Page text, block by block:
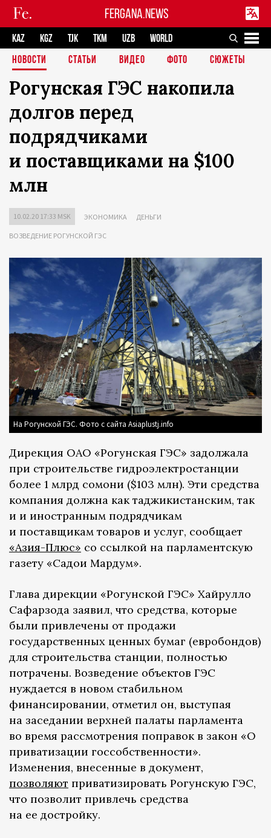
FERGANA.NEWS
KAZ KGZ TJK TKM UZB
WORLD
НОВОСТИ
СТАТЬИ ВИДЕО ФОТО СЮЖЕТЫ
Рогунская ГЭС накопила
долгов перед
подрядчиками
и поставщиками на $100
млн
10.02.20 17:33 MSK ЭКОНОМИКА ДЕНЬГИ
ВОЗВЕДЕНИЕ РОГУНСКОЙ ГЭС
На Рогунской ГЭС. Фото с сайта Asiaplustj.info
Дирекция ОАО «Рогунская ГЭС» задолжала
при строительстве гидроэлектростанции
более 1 млрд сомони ($103 млн). Эти средства
компания должна как таджикистанским, так
и и иностранным подрядчикам
и поставщикам товаров и услуг, сообщает
«Азия-Плюс» со ссылкой на парламентскую
газету «Садои Мардум».
Глава дирекции «Рогунской ГЭС» Хайрулло
Сафарзода заявил, что средства, которые
были привлечены от продажи
государственных ценных бумаг (евробондов)
для строительства станции, полностью
потрачены. Возведение объектов ГЭС
нуждается в новом стабильном
финансировании, отметил он, выступая
на заседании верхней палаты парламента
во время рассмотрения поправок в закон «О
приватизации госсобственности».
Изменения, внесенные в документ,
позволяют приватизировать Рогунскую ГЭС,
что позволит привлечь средства
на ее достройку.